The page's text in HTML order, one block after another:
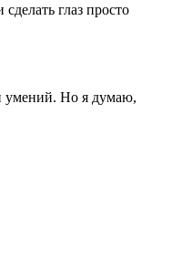
глаз просто
умений. Но я думаю,